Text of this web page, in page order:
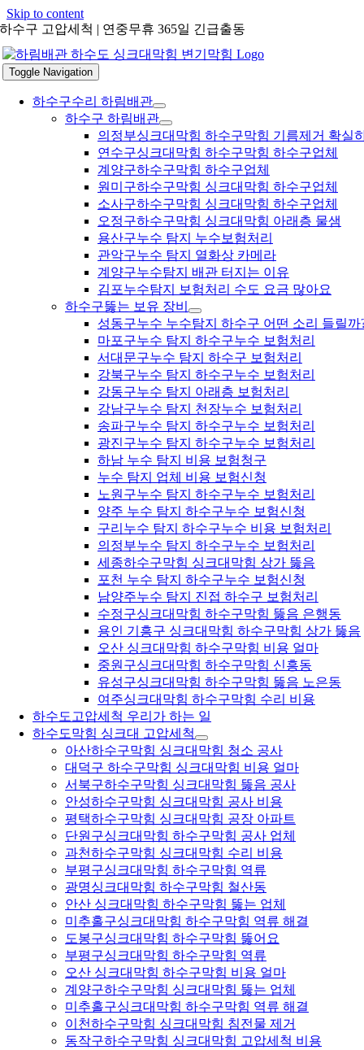
Skip to content
하수구 고압세척 | 연중무휴 365일 긴급출동
Toggle Navigation
하수구수리 하림배관
하수구 하림배관
의정부싱크대막힘 하수구막힘 기름제거 확실
연수구싱크대막힘 하수구막힘 하수구업체
계양구하수구막힘 하수구업체
원미구하수구막힘 싱크대막힘 하수구업체
소사구하수구막힘 싱크대막힘 하수구업체
오정구하수구막힘 싱크대막힘 아래층 물샘
용산구누수 탐지 누수보험처리
관악구누수 탐지 열화상 카메라
계양구누수탐지 배관 터지는 이유
김포누수탐지 보험처리 수도 요금 많아요
하수구뚫는 보유 장비
성동구누수 누수탐지 하수구 어떤 소리 들릴까
마포구누수 탐지 하수구누수 보험처리
서대문구누수 탐지 하수구 보험처리
강북구누수 탐지 하수구누수 보험처리
강동구누수 탐지 아래층 보험처리
강남구누수 탐지 천장누수 보험처리
송파구누수 탐지 하수구누수 보험처리
광진구누수 탐지 하수구누수 보험처리
하남 누수 탐지 비용 보험청구
누수 탐지 업체 비용 보험신청
노원구누수 탐지 하수구누수 보험처리
양주 누수 탐지 하수구누수 보험신청
구리누수 탐지 하수구누수 비용 보험처리
의정부누수 탐지 하수구누수 보험처리
세종하수구막힘 싱크대막힘 상가 뚫음
포천 누수 탐지 하수구누수 보험신청
남양주누수 탐지 진접 하수구 보험처리
수정구싱크대막힘 하수구막힘 뚫음 은행동
용인 기흥구 싱크대막힘 하수구막힘 상가 뚫음
오산 싱크대막힘 하수구막힘 비용 얼마
중원구싱크대막힘 하수구막힘 신흥동
유성구싱크대막힘 하수구막힘 뚫음 노은동
여주싱크대막힘 하수구막힘 수리 비용
하수도고압세척 우리가 하는 일
하수도막힘 싱크대 고압세척
아산하수구막힘 싱크대막힘 청소 공사
대덕구 하수구막힘 싱크대막힘 비용 얼마
서북구하수구막힘 싱크대막힘 뚫음 공사
안성하수구막힘 싱크대막힘 공사 비용
평택하수구막힘 싱크대막힘 공장 아파트
단원구싱크대막힘 하수구막힘 공사 업체
과천하수구막힘 싱크대막힘 수리 비용
부평구싱크대막힘 하수구막힘 역류
광명싱크대막힘 하수구막힘 철산동
안산 싱크대막힘 하수구막힘 뚫는 업체
미추홀구싱크대막힘 하수구막힘 역류 해결
도봉구싱크대막힘 하수구막힘 뚫어요
부평구싱크대막힘 하수구막힘 역류
오산 싱크대막힘 하수구막힘 비용 얼마
계양구하수구막힘 싱크대막힘 뚫는 업체
미추홀구싱크대막힘 하수구막힘 역류 해결
이천하수구막힘 싱크대막힘 침전물 제거
동작구하수구막힘 싱크대막힘 고압세척 비용